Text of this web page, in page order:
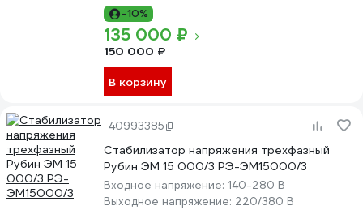
-10%
135 000 ₽
150 000 ₽
В корзину
40993385
Стабилизатор напряжения трехфазный
Рубин ЭМ 15 000/3 РЭ-ЭМ15000/3
Входное напряжение: 140-280 В
Выходное напряжение: 220/380 В